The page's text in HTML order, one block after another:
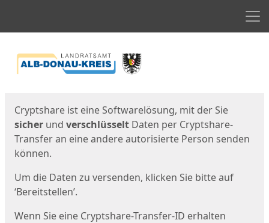
Cryptshare ist eine Softwarelösung, mit der Sie
sicher und verschlüsselt Daten per Cryptshare-
Transfer an eine andere autorisierte Person senden
können.
Um die Daten zu versenden, klicken Sie bitte auf
‘Bereitstellen’.
Wenn Sie eine Cryptshare-Transfer-ID erhalten